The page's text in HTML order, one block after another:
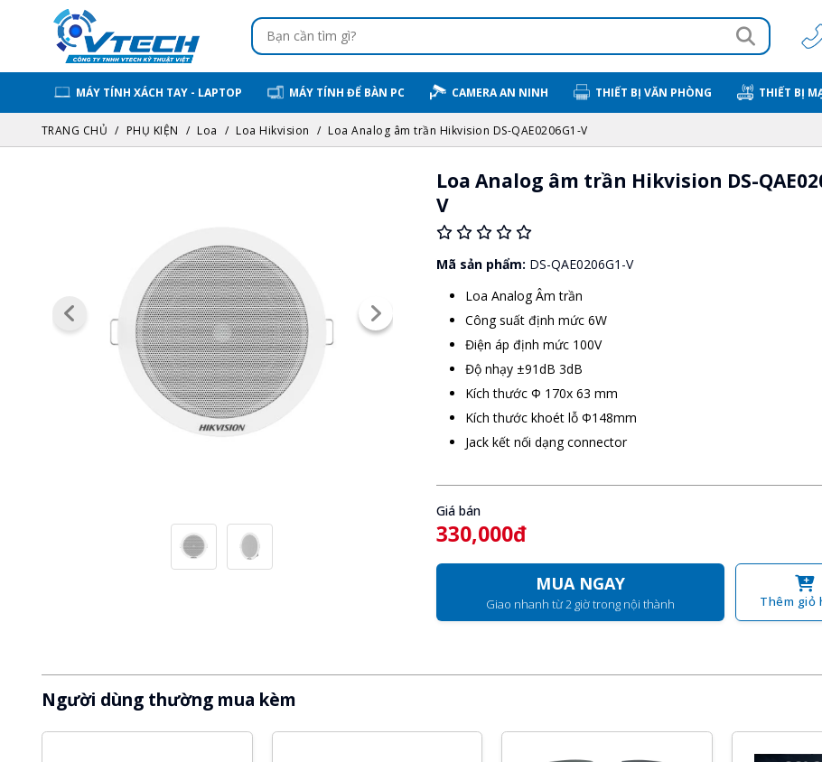
MÁY TÍNH XÁCH TAY - LAPTOP MÁY TÍNH ĐỂ BÀN PC CAMERA AN NINH THIẾT BỊ VĂN PHÒNG THIẾT BỊ
TRANG CHỦ PHỤ KIỆN Loa Loa Hikvision Loa Analog âm trần Hikvision DS-QAE0206G1-V
Loa Analog âm trần Hikvision DS-
V
Mã sản phẩm: DS-QAE0206G1-V
Loa Analog Âm trần
Công suất định mức 6W
Điện áp định mức 100V
Độ nhạy ±91dB 3dB
Kích thước Φ 170x 63 mm
Kích thước khoét lỗ Φ148mm
Jack kết nối dạng connector
Giá bán
330,000đ
MUA NGAY
Giao nhanh từ 2 giờ trong nội thành Thêm giỏ
Người dùng thường mua kèm